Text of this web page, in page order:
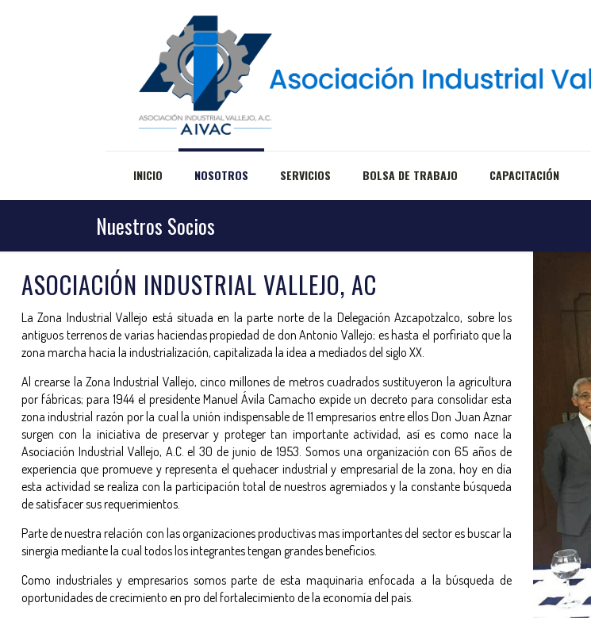
INICIO NOSOTROS SERVICIOS BOLSA DE TRABAJO CAPACITACIÓN
Nuestros Socios
ASOCIACIÓN INDUSTRIAL VALLEJO, AC
La Zona Industrial Vallejo está situada en la parte norte de la Delegación Azcapotzalco, sobre los
antiguos terrenos de varias haciendas propiedad de don Antonio Vallejo; es hasta el porfiriato que la
zona marcha hacia la industrialización, capitalizada la idea a mediados del siglo XX.
Al crearse la Zona Industrial Vallejo, cinco millones de metros cuadrados sustituyeron la agricultura
por fábricas; para 1944 el presidente Manuel Ávila Camacho expide un decreto para consolidar esta
zona industrial razón por la cual la unión indispensable de 11 empresarios entre ellos Don Juan Aznar
surgen con la iniciativa de preservar y proteger tan importante actividad, así es como nace la
Asociación Industrial Vallejo, A.C. el 30 de junio de 1953. Somos una organización con 65 años de
experiencia que promueve y representa el quehacer industrial y empresarial de la zona, hoy en día
esta actividad se realiza con la participación total de nuestros agremiados y la constante búsqueda
de satisfacer sus requerimientos.
Parte de nuestra relación con las organizaciones productivas mas importantes del sector es buscar la
sinergia mediante la cual todos los integrantes tengan grandes beneficios.
Como industriales y empresarios somos parte de esta maquinaria enfocada a la búsqueda de
oportunidades de crecimiento en pro del fortalecimiento de la economía del país.